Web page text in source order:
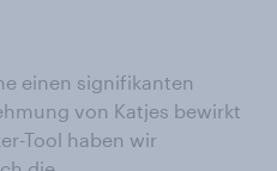
einen signifikanten
von Katjes bewirkt
Tool haben wir